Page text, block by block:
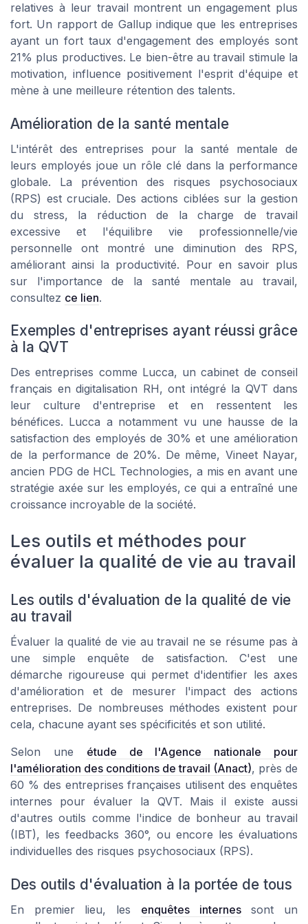
relatives à leur travail montrent un engagement plus
fort. Un rapport de Gallup indique que les entreprises
ayant un fort taux d'engagement des employés sont
21% plus productives. Le bien-être au travail stimule la
motivation, influence positivement l'esprit d'équipe et
mène à une meilleure rétention des talents.
Amélioration de la santé mentale
L'intérêt des entreprises pour la santé mentale de
leurs employés joue un rôle clé dans la performance
globale. La prévention des risques psychosociaux
(RPS) est cruciale. Des actions ciblées sur la gestion
du stress, la réduction de la charge de travail
excessive et l'équilibre vie professionnelle/vie
personnelle ont montré une diminution des RPS,
améliorant ainsi la productivité. Pour en savoir plus
sur l'importance de la santé mentale au travail,
consultez ce lien.
Exemples d'entreprises ayant réussi grâce
à la QVT
Des entreprises comme Lucca, un cabinet de conseil
français en digitalisation RH, ont intégré la QVT dans
leur culture d'entreprise et en ressentent les
bénéfices. Lucca a notamment vu une hausse de la
satisfaction des employés de 30% et une amélioration
de la performance de 20%. De même, Vineet Nayar,
ancien PDG de HCL Technologies, a mis en avant une
stratégie axée sur les employés, ce qui a entraîné une
croissance incroyable de la société.
Les outils et méthodes pour
évaluer la qualité de vie au travail
Les outils d'évaluation de la qualité de vie
au travail
Évaluer la qualité de vie au travail ne se résume pas à
une simple enquête de satisfaction. C'est une
démarche rigoureuse qui permet d'identifier les axes
d'amélioration et de mesurer l'impact des actions
entreprises. De nombreuses méthodes existent pour
cela, chacune ayant ses spécificités et son utilité.
Selon une étude de l'Agence nationale pour
l'amélioration des conditions de travail (Anact), près de
60 % des entreprises françaises utilisent des enquêtes
internes pour évaluer la QVT. Mais il existe aussi
d'autres outils comme l'indice de bonheur au travail
(IBT), les feedbacks 360°, ou encore les évaluations
individuelles des risques psychosociaux (RPS).
Des outils d'évaluation à la portée de tous
En premier lieu, les enquêtes internessont un